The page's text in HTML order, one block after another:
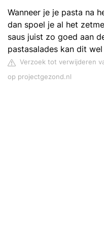
Wanneer je je pasta na
dan spoel je al het
saus juist zo goed aan
pastasalades kan dit
Verzoek tot verwijderen
op projectgezond.nl